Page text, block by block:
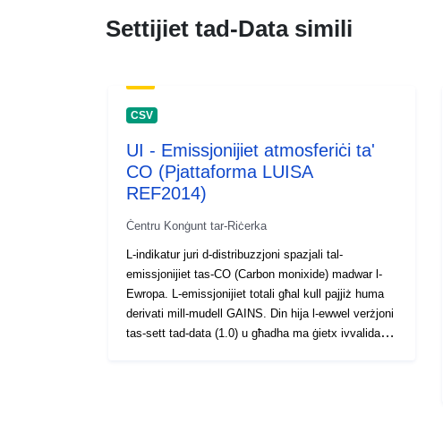
Settijiet tad-Data simili
CSV
UI - Emissjonijiet atmosferiċi ta'
CO (Pjattaforma LUISA
REF2014)
Ċentru Konġunt tar-Riċerka
L-indikatur juri d-distribuzzjoni spazjali tal-
emissjonijiet tas-CO (Carbon monixide) madwar l-
Ewropa. L-emissjonijiet totali għal kull pajjiż huma
derivati mill-mudell GAINS. Din hija l-ewwel verżjoni
tas-sett tad-data (1.0) u għadha ma ġietx ivvalidata